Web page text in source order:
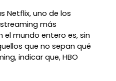
Netflix, uno de los
más
el mundo entero es, sin
que no sepan qué
indicar que, HBO